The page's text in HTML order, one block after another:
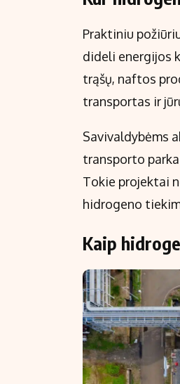
Praktiniu
dideli energijos
trąšų, naftos
transportas ir
Savivaldybėms
transporto
Tokie projektai
hidrogeno
Kaip